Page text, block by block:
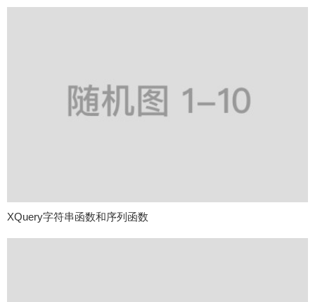
XQuery字符串函数和序列函数